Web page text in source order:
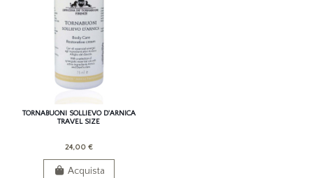
TORNABUONI SOLLIEVO D'ARNICA
TRAVEL SIZE
24,00 €
Acquista